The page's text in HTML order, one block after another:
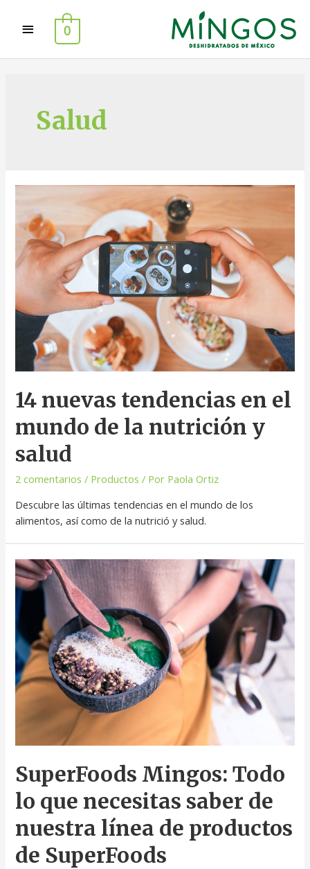
0
Salud
14 nuevas tendencias en el
mundo de la nutrición y
salud
2 comentarios / Productos / Por Paola Ortiz
Descubre las últimas tendencias en el mundo de los
alimentos, así como de la nutrició y salud.
SuperFoods Mingos: Todo
lo que necesitas saber de
nuestra línea de productos
de SuperFoods